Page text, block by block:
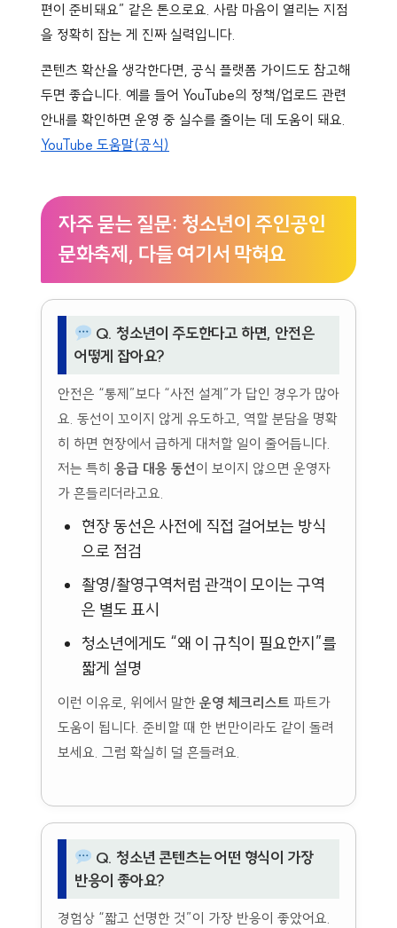
편이 준비돼요” 같은 톤으로요. 사람 마음이 열리는 지점
을 정확히 잡는 게 진짜 실력입니다.
콘텐츠 확산을 생각한다면, 공식 플랫폼 가이드도 참고해
두면 좋습니다. 예를 들어 YouTube의 정책/업로드 관련
안내를 확인하면 운영 중 실수를 줄이는 데 도움이 돼요.
YouTube 도움말(공식)
자주 묻는 질문: 청소년이 주인공인
문화축제, 다들 여기서 막혀요
Q. 청소년이 주도한다고 하면, 안전은
어떻게 잡아요?
안전은 “통제”보다 “사전 설계”가 답인 경우가 많아
요. 동선이 꼬이지 않게 유도하고, 역할 분담을 명확
히 하면 현장에서 급하게 대처할 일이 줄어듭니다.
저는 특히 응급 대응 동선이 보이지 않으면 운영자
가 흔들리더라고요.
현장 동선은 사전에 직접 걸어보는 방식
으로 점검
촬영/촬영구역처럼 관객이 모이는 구역
은 별도 표시
청소년에게도 “왜 이 규칙이 필요한지”를
짧게 설명
이런 이유로, 위에서 말한 운영 체크리스트 파트가
도움이 됩니다. 준비할 때 한 번만이라도 같이 돌려
보세요. 그럼 확실히 덜 흔들려요.
Q. 청소년 콘텐츠는 어떤 형식이 가장
반응이 좋아요?
경험상 “짧고 선명한 것”이 가장 반응이 좋았어요.